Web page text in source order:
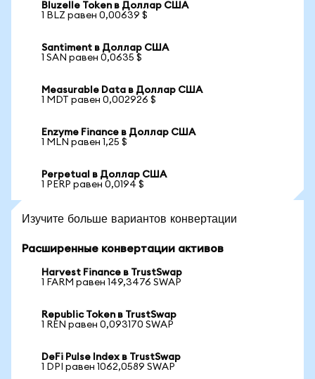
Bluzelle Token в Доллар США
1 BLZ равен 0,00639 $
Santiment в Доллар США
1 SAN равен 0,0635 $
Measurable Data в Доллар США
1 MDT равен 0,002926 $
Enzyme Finance в Доллар США
1 MLN равен 1,25 $
Perpetual в Доллар США
1 PERP равен 0,0194 $
Изучите больше вариантов конвертации
Расширенные конвертации активов
Harvest Finance в TrustSwap
1 FARM равен 149,3476 SWAP
Republic Token в TrustSwap
1 REN равен 0,093170 SWAP
DeFi Pulse Index в TrustSwap
1 DPI равен 1062,0589 SWAP